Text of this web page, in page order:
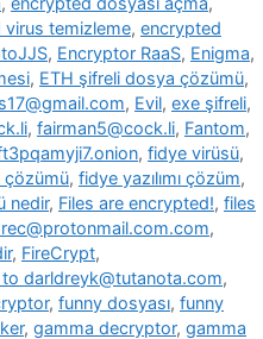
temizleme, encrypted
, Encryptor RaaS, Enigma,
, ETH şifreli dosya çözümü,
, Evil, exe şifreli,
, fairman5@cock.li, Fantom,
, fidye virüsü,
çözümü, fidye yazılımı çözüm,
nedir, Files are encrypted!, files
,
, FireCrypt,
darldreyk@tutanota.com,
, funny dosyası, funny
, gamma decryptor, gamma